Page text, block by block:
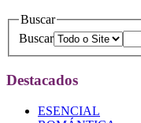
Buscar
Buscar
Destacados
ESENCIAL